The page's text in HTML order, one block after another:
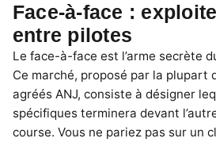
Face-à-face :
entre pilotes
Le face-à-face est l’arme secrète
Ce marché, proposé par la plupart
agréés ANJ, consiste à désigner
spécifiques terminera devant
course. Vous ne pariez pas sur un